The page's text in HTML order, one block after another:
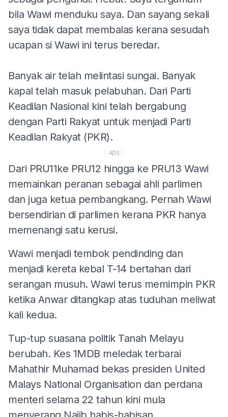
bila Wawi menduku saya. Dan sayang sekali
saya tidak dapat membalas kerana sesudah
ucapan si Wawi ini terus beredar.
Banyak air telah melintasi sungai. Banyak
kapal telah masuk pelabuhan. Dari Parti
Keadilan Nasional kini telah bergabung
dengan Parti Rakyat untuk menjadi Parti
Keadilan Rakyat (PKR).
ADS
Dari PRU11ke PRU12 hingga ke PRU13 Wawi
memainkan peranan sebagai ahli parlimen
dan juga ketua pembangkang. Pernah Wawi
bersendirian di parlimen kerana PKR hanya
memenangi satu kerusi.
Wawi menjadi tembok pendinding dan
menjadi kereta kebal T-14 bertahan dari
serangan musuh. Wawi terus memimpin PKR
ketika Anwar ditangkap atas tuduhan meliwat
kali kedua.
Tup-tup suasana politik Tanah Melayu
berubah. Kes 1MDB meledak terbarai
Mahathir Muhamad bekas presiden United
Malays National Organisation dan perdana
menteri selama 22 tahun kini mula